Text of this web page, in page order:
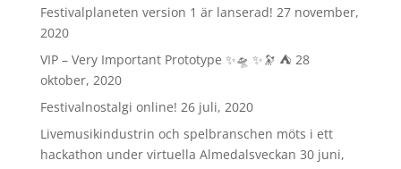
Festivalplaneten version 1 är lanserad! 27 november,
2020
VIP – Very Important Prototype ✨🛸 ✨🔭 ⛺️ 28
oktober, 2020
Festivalnostalgi online! 26 juli, 2020
Livemusikindustrin och spelbranschen möts i ett
hackathon under virtuella Almedalsveckan 30 juni,